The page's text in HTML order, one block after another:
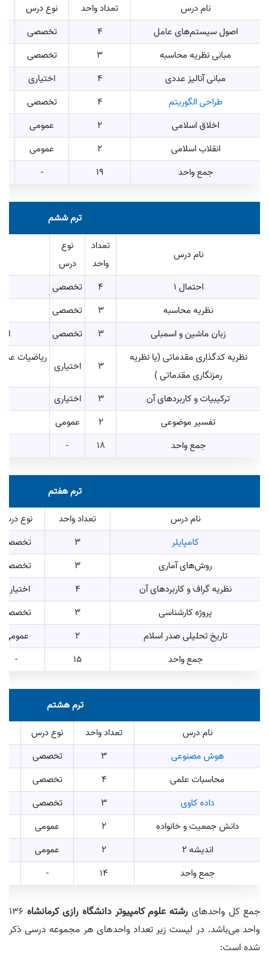
نام درس
تعداد واحد
نوع درس
اصول سیستم‌های عامل
4
تخصصی
مبانی نظریه محاسبه
3
تخصصی
مبانی آنالیز عددی
4
اختیاری
طراحی الگوریتم
4
تخصصی
اخلاق اسلامی
2
عمومی
انقلاب اسلامی
2
عمومی
جمع واحد
19
-
ترم ششم
نام درس
تعداد
واحد
نوع
درس
احتمال 1
4
تخصصی
نظریه محاسبه
3 تخصصی
زبان ماشین و اسمبلی
3 تخصصی
نظریه کدگذاری مقدماتی (یا نظریه
رمزنگاری مقدماتی )
3 اختیاری
ترکیبیات و کاربردهای آن 3
اختیاری
تفسیر موضوعی
2
عمومی
جمع واحد
18
-
ترم هفتم
نام درس
تعداد واحد
نوع درس
کامپایلر
3
تخصصی
روش‌های آماری
3
تخصصی
نظریه گراف و کاربرد‌های آن
4
اختیاری
پروژه کارشناسی
3
تخصصی
تاریخ تحلیلی صدر اسلام
2
عمومی
جمع واحد
15
-
ترم هشتم
نام درس
تعداد واحد
نوع درس
هوش مصنوعی
3
تخصصی
محاسبات علمی
4
تخصصی
داده کاوی
3
تخصصی
دانش جمعیت و خانواده
2
عمومی
اندیشه 2
2
عمومی
جمع واحد
14
-
جمع کل واحد‌های رشته علوم کامپیوتر دانشگاه رازی کرمانشاه 136
واحد می‌باشد. در لیست زیر تعداد واحد‌های هر مجموعه درسی ذکر
شده است: